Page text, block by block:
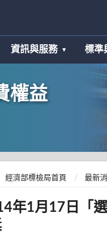
資訊與服務 標準
權益
經濟部標檢局首頁 最新
年1月17日「